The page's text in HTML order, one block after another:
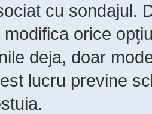
cu sondajul.
orice
deja, doar
lucru previne